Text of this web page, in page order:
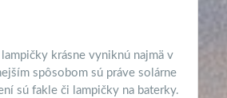
krásne vyniknú najmä v
spôsobom sú práve solárne
sú fakle či lampičky na baterky.